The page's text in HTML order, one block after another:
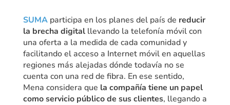
SUMAparticipa en los planes del país de reducir
la brecha digitalllevando la telefonía móvil con
una oferta a la medida de cada comunidad y
facilitando el acceso a Internet móvil en aquellas
regiones más alejadas dónde todavía no se
cuenta con una red de fibra. En ese sentido,
Mena considera que la compañía tiene un papel
como servicio público de sus clientes, llegando a